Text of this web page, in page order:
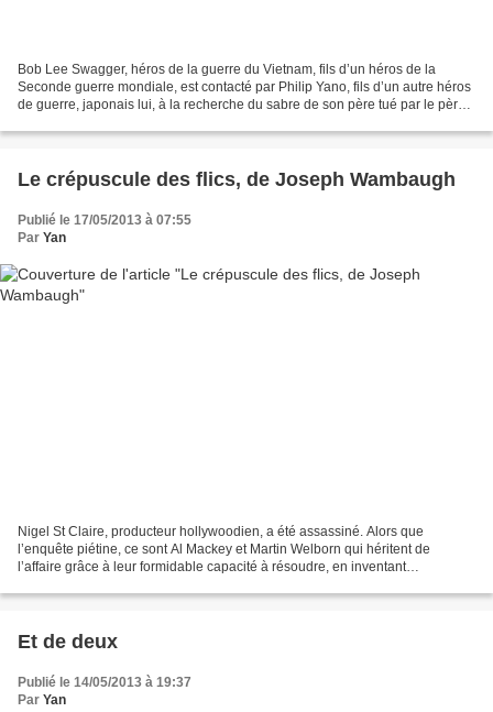
Bob Lee Swagger, héros de la guerre du Vietnam, fils d’un héros de la
Seconde guerre mondiale, est contacté par Philip Yano, fils d’un autre héros
de guerre, japonais lui, à la recherche du sabre de son père tué par le père
Le crépuscule des flics, de Joseph Wambaugh
Publié le 17/05/2013 à 07:55
Par Yan
Nigel St Claire, producteur hollywoodien, a été assassiné. Alors que
l’enquête piétine, ce sont Al Mackey et Martin Welborn qui héritent de
l’affaire grâce à leur formidable capacité à résoudre, en inventant
Et de deux
Publié le 14/05/2013 à 19:37
Par Yan